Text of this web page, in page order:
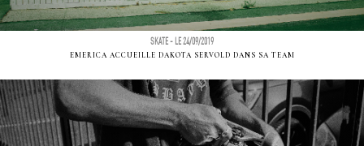
SKATE - LE 24/09/2019
EMERICA ACCUEILLE DAKOTA SERVOLD DANS SA TEAM